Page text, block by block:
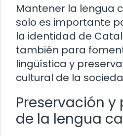
Mantener la lengua
solo es importante
la identidad de
también para
lingüística y
cultural de la
Preservación
de la lengua